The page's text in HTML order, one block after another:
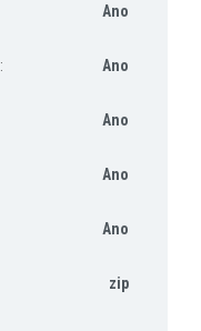
Ano
: Ano
Ano
Ano
Ano
zip